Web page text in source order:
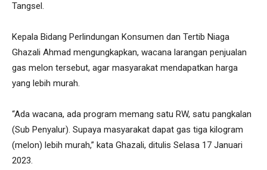
Tangsel.
Kepala Bidang Perlindungan Konsumen dan Tertib Niaga
Ghazali Ahmad mengungkapkan, wacana larangan penjualan
gas melon tersebut, agar masyarakat mendapatkan harga
yang lebih murah.
“Ada wacana, ada program memang satu RW, satu pangkalan
(Sub Penyalur). Supaya masyarakat dapat gas tiga kilogram
(melon) lebih murah,” kata Ghazali, ditulis Selasa 17 Januari
2023.